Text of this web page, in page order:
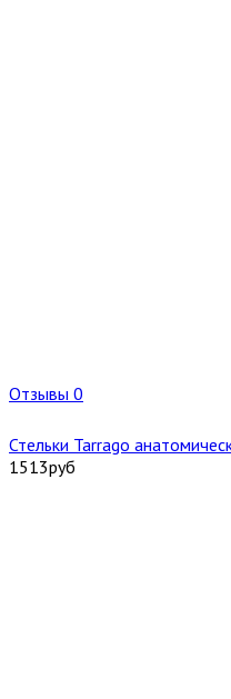
Отзывы 0
Стельки Tarrago
1513руб